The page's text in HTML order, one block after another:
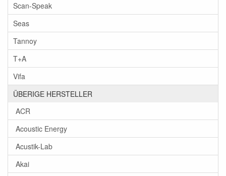
Scan-Speak
Seas
Tannoy
T+A
Vifa
ÜBERIGE HERSTELLER
ACR
Acoustic Energy
Acustik-Lab
Akai